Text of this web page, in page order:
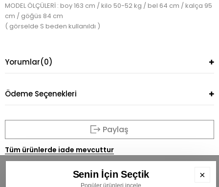
MODEL ÖLÇÜLERİ : boy 163 cm / kilo 50-52 kg / bel 64 cm / kalça 95
cm / göğüs 84 cm
( görselde S beden kullanıldı )
Yorumlar(0)
Ödeme Seçenekleri
Paylaş
Tüm ürünlerde iade mevcuttur
Senin İçin Seçtik
Popüler ürünleri incele
×